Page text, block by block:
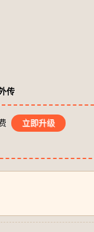
传
立即升级